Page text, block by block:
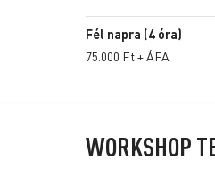
Fél napra (4 óra)
75.000 Ft + ÁFA
WORKSHOP